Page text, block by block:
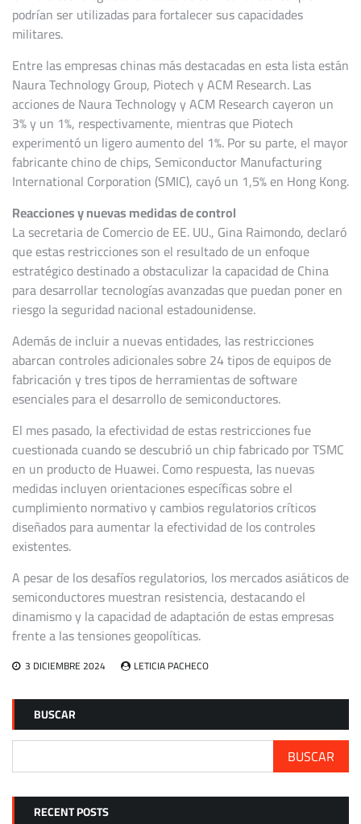
podrían ser utilizadas para fortalecer sus capacidades
militares.
Entre las empresas chinas más destacadas en esta lista están
Naura Technology Group, Piotech y ACM Research. Las
acciones de Naura Technology y ACM Research cayeron un
3% y un 1%, respectivamente, mientras que Piotech
experimentó un ligero aumento del 1%. Por su parte, el mayor
fabricante chino de chips, Semiconductor Manufacturing
International Corporation (SMIC), cayó un 1,5% en Hong Kong.
Reacciones y nuevas medidas de control
La secretaria de Comercio de EE. UU., Gina Raimondo, declaró
que estas restricciones son el resultado de un enfoque
estratégico destinado a obstaculizar la capacidad de China
para desarrollar tecnologías avanzadas que puedan poner en
riesgo la seguridad nacional estadounidense.
Además de incluir a nuevas entidades, las restricciones
abarcan controles adicionales sobre 24 tipos de equipos de
fabricación y tres tipos de herramientas de software
esenciales para el desarrollo de semiconductores.
El mes pasado, la efectividad de estas restricciones fue
cuestionada cuando se descubrió un chip fabricado por TSMC
en un producto de Huawei. Como respuesta, las nuevas
medidas incluyen orientaciones específicas sobre el
cumplimiento normativo y cambios regulatorios críticos
diseñados para aumentar la efectividad de los controles
existentes.
A pesar de los desafíos regulatorios, los mercados asiáticos de
semiconductores muestran resistencia, destacando el
dinamismo y la capacidad de adaptación de estas empresas
frente a las tensiones geopolíticas.
3 DICIEMBRE 2024 LETICIA PACHECO
BUSCAR
BUSCAR
RECENT POSTS